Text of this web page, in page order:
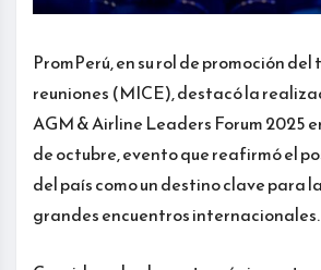
PromPerú, en su rol de promoción del
reuniones (MICE), destacó la
AGM & Airline Leaders Forum 2025
de octubre, evento que reafirmó el
del país como un destino clave para
grandes encuentros internacionales.